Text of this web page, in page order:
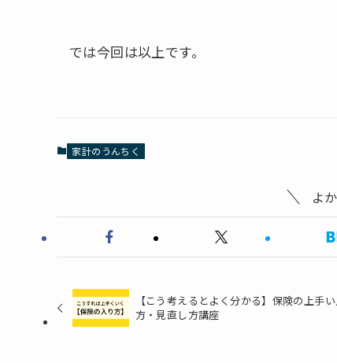
では今回は以上です。
家計のうんちく
よ
【こう考えるとよく分かる】保険の上手い
方・見直し方講座